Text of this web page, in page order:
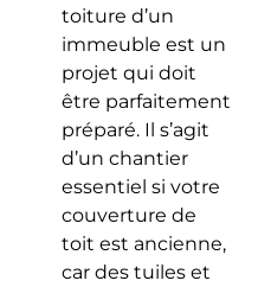
toiture d’un
immeuble est un
projet qui doit
être parfaitement
préparé. Il s’agit
d’un chantier
essentiel si votre
couverture de
toit est ancienne,
car des tuiles et